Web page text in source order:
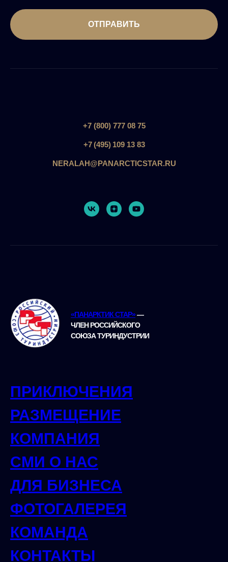
ОТПРАВИТЬ
+7 (800) 777 08 75
+7 (495) 109 13 83
NERALAH@PANARCTICSTAR.RU
«ПАНАРКТИК СТАР»—
ЧЛЕН РОССИЙСКОГО
СОЮЗА ТУРИНДУСТРИИ
ПРИКЛЮЧЕНИЯ
РАЗМЕЩЕНИЕ
КОМПАНИЯ
СМИ О НАС
ДЛЯ БИЗНЕСА
ФОТОГАЛЕРЕЯ
КОМАНДА
КОНТАКТЫ